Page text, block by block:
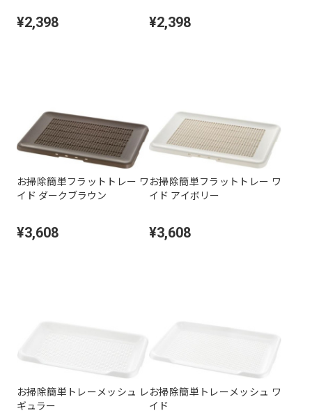
¥2,398 ¥2,398
お掃除簡単フラットトレー ワ
イド ダークブラウン
¥3,608
お掃除簡単フラットトレー ワ
イド アイボリー
¥3,608
お掃除簡単トレーメッシュ レ
ギュラー
お掃除簡単トレーメッシュ ワ
イド